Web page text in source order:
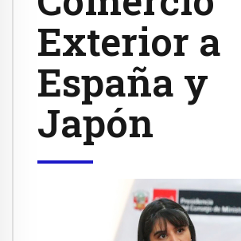
Exterior a
España y
Japón